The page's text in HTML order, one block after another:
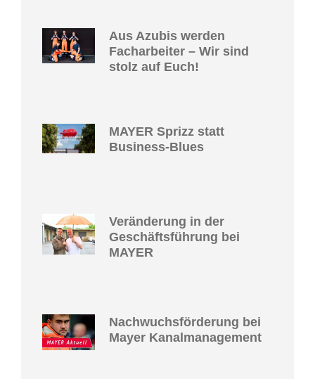
Aus Azubis werden
Facharbeiter – Wir sind
stolz auf Euch!
MAYER Sprizz statt
Business-Blues
Veränderung in der
Geschäftsführung bei
MAYER
Nachwuchsförderung bei
Mayer Kanalmanagement